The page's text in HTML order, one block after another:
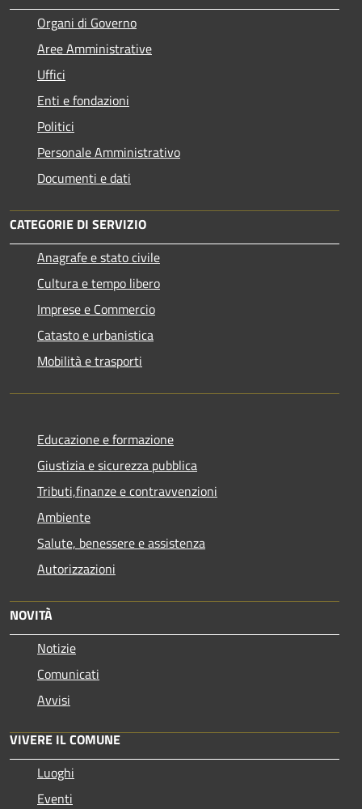
Organi di Governo
Aree Amministrative
Uffici
Enti e fondazioni
Politici
Personale Amministrativo
Documenti e dati
CATEGORIE DI SERVIZIO
Anagrafe e stato civile
Cultura e tempo libero
Imprese e Commercio
Catasto e urbanistica
Mobilità e trasporti
Educazione e formazione
Giustizia e sicurezza pubblica
Tributi,finanze e contravvenzioni
Ambiente
Salute, benessere e assistenza
Autorizzazioni
NOVITÀ
Notizie
Comunicati
Avvisi
VIVERE IL COMUNE
Luoghi
Eventi